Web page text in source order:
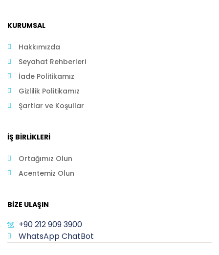
KURUMSAL
Hakkımızda
Seyahat Rehberleri
İade Politikamız
Gizlilik Politikamız
Şartlar ve Koşullar
İŞ BIRLIKLERI
Ortağımız Olun
Acentemiz Olun
BIZE ULAŞIN
+90 212 909 3900
WhatsApp ChatBot